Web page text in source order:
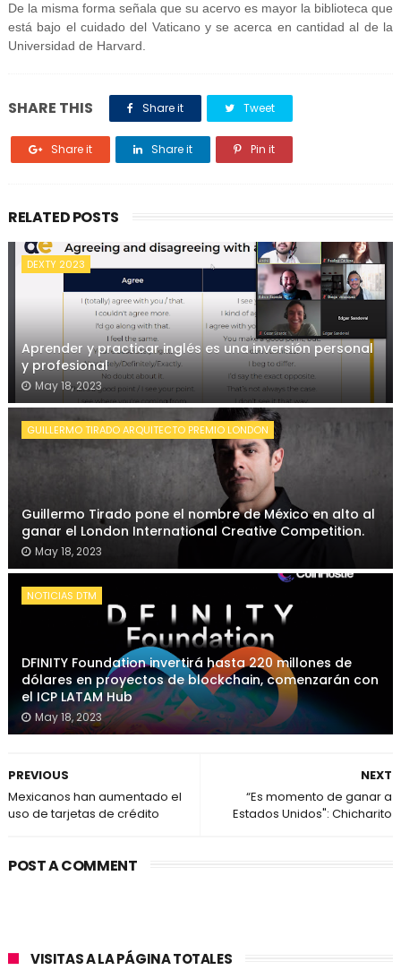
De la misma forma señala que su acervo es mayor la biblioteca que
está bajo el cuidado del Vaticano y se acerca en cantidad al de la
Universidad de Harvard.
SHARE THIS Share it Tweet
Share it Share it Pin it
RELATED POSTS
DEXTY 2023
Aprender y practicar inglés es una inversión personal
y profesional
May 18, 2023
GUILLERMO TIRADO ARQUITECTO PREMIO LONDON
Guillermo Tirado pone el nombre de México en alto al
ganar el London International Creative Competition.
May 18, 2023
NOTICIAS DTM
DFINITY Foundation invertirá hasta 220 millones de
dólares en proyectos de blockchain, comenzarán con
el ICP LATAM Hub
May 18, 2023
NEXT
“Es momento de ganar a
Estados Unidos": Chicharito
PREVIOUS
Mexicanos han aumentado el
uso de tarjetas de crédito
POST A COMMENT
VISITAS A LA PÁGINA TOTALES